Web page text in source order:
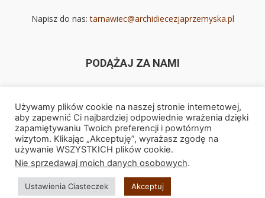
Napisz do nas:tarnawiec@archidiecezjaprzemyska.pl
PODĄŻAJ ZA NAMI
Strona domowa Kontakt
© Copyright 2026 - Parafia pw. św. Józefa w Tarnawcu
prywatności| Wykonanie -MI-IT Ireneusz Baran
Używamy plików cookie na naszej stronie internetowej,
aby zapewnić Ci najbardziej odpowiednie wrażenia dzięki
zapamiętywaniu Twoich preferencji i powtórnym
wizytom. Klikając „Akceptuję”, wyrażasz zgodę na
używanie WSZYSTKICH plików cookie.
Nie sprzedawaj moich danych osobowych.
Ustawienia Ciasteczek Akceptuj